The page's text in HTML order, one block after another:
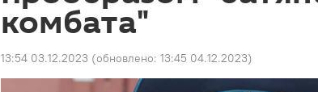
комбата"
13:54 03.12.2023 (обновлено: 13:45 04.12.2023)